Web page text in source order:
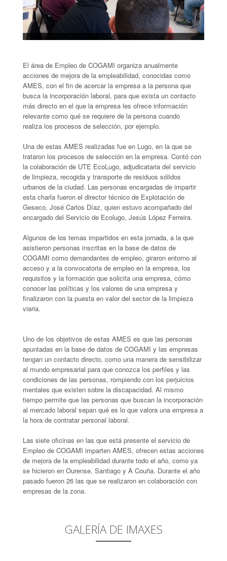
El área de Empleo de COGAMI organiza anualmente
acciones de mejora de la empleabilidad, conocidas como
AMES, con el fin de acercar la empresa a la persona que
busca la incorporación laboral, para que exista un contacto
más directo en el que la empresa les ofrece información
relevante como qué se requiere de la persona cuando
realiza los procesos de selección, por ejemplo.
Una de estas AMES realizadas fue en Lugo, en la que se
trataron los procesos de selección en la empresa. Contó con
la colaboración de UTE EcoLugo, adjudicataria del servicio
de limpieza, recogida y transporte de residuos sólidos
urbanos de la ciudad. Las personas encargadas de impartir
esta charla fueron el director técnico de Explotación de
Geseco, José Carlos Díaz, quien estuvo acompañado del
encargado del Servicio de Ecolugo, Jesús López Ferreira.
Algunos de los temas impartidos en esta jornada, a la que
asistieron personas inscritas en la base de datos de
COGAMI como demandantes de empleo, giraron entorno al
acceso y a la convocatoria de empleo en la empresa, los
requisitos y la formación que solicita una empresa, cómo
conocer las políticas y los valores de una empresa y
finalizaron con la puesta en valor del sector de la limpieza
viaria.
Uno de los objetivos de estas AMES es que las personas
apuntadas en la base de datos de COGAMI y las empresas
tengan un contacto directo, como una manera de sensibilizar
al mundo empresarial para que conozca los perfiles y las
condiciones de las personas, rompiendo con los perjuicios
mentales que existen sobre la discapacidad. Al mismo
tiempo permite que las personas que buscan la incorporación
al mercado laboral sepan qué es lo que valora una empresa a
la hora de contratar personal laboral.
Las siete oficinas en las que está presente el servicio de
Empleo de COGAMI imparten AMES, ofrecen estas acciones
de mejora de la empleabilidad durante todo el año, como ya
se hicieron en Ourense, Santiago y A Couña. Durante el año
pasado fueron 26 las que se realizaron en colaboración con
empresas de la zona.
GALERÍA DE IMAXES